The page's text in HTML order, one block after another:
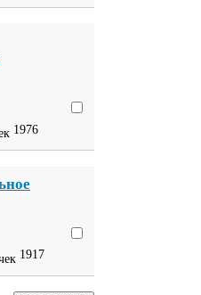
1976
1917